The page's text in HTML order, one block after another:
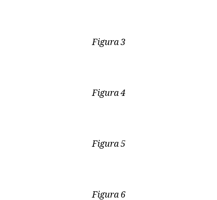
Figura 3
Figura 4
Figura 5
Figura 6